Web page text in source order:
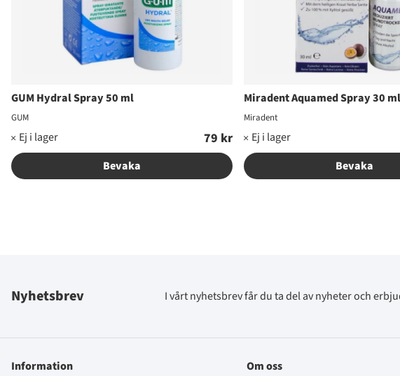
GUM Hydral Spray 50 ml
GUM
79 kr
Bevaka
Miradent Aquamed Spray 30 ml
Miradent
Bevaka
Nyhetsbrev I vårt nyhetsbrev får du ta del av nyheter och
Information Om oss